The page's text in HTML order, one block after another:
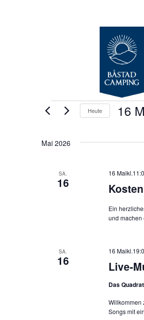
Heute 16
Mai 2026
SA.
16
16
Ein
und
SA.
16 Live-
16
Das Quadrat
Willkommen
Songs mit